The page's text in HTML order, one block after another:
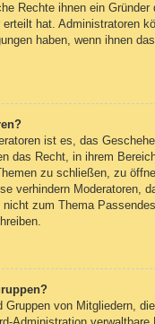
Rechte ihnen ein Gründer
erteilt hat. Administratoren
haben, wenn ihnen
ist es, das
das Recht, in ihrem
zu schließen, zu
verhindern Moderatoren,
nicht zum Thema
Gruppen von Mitgliedern,